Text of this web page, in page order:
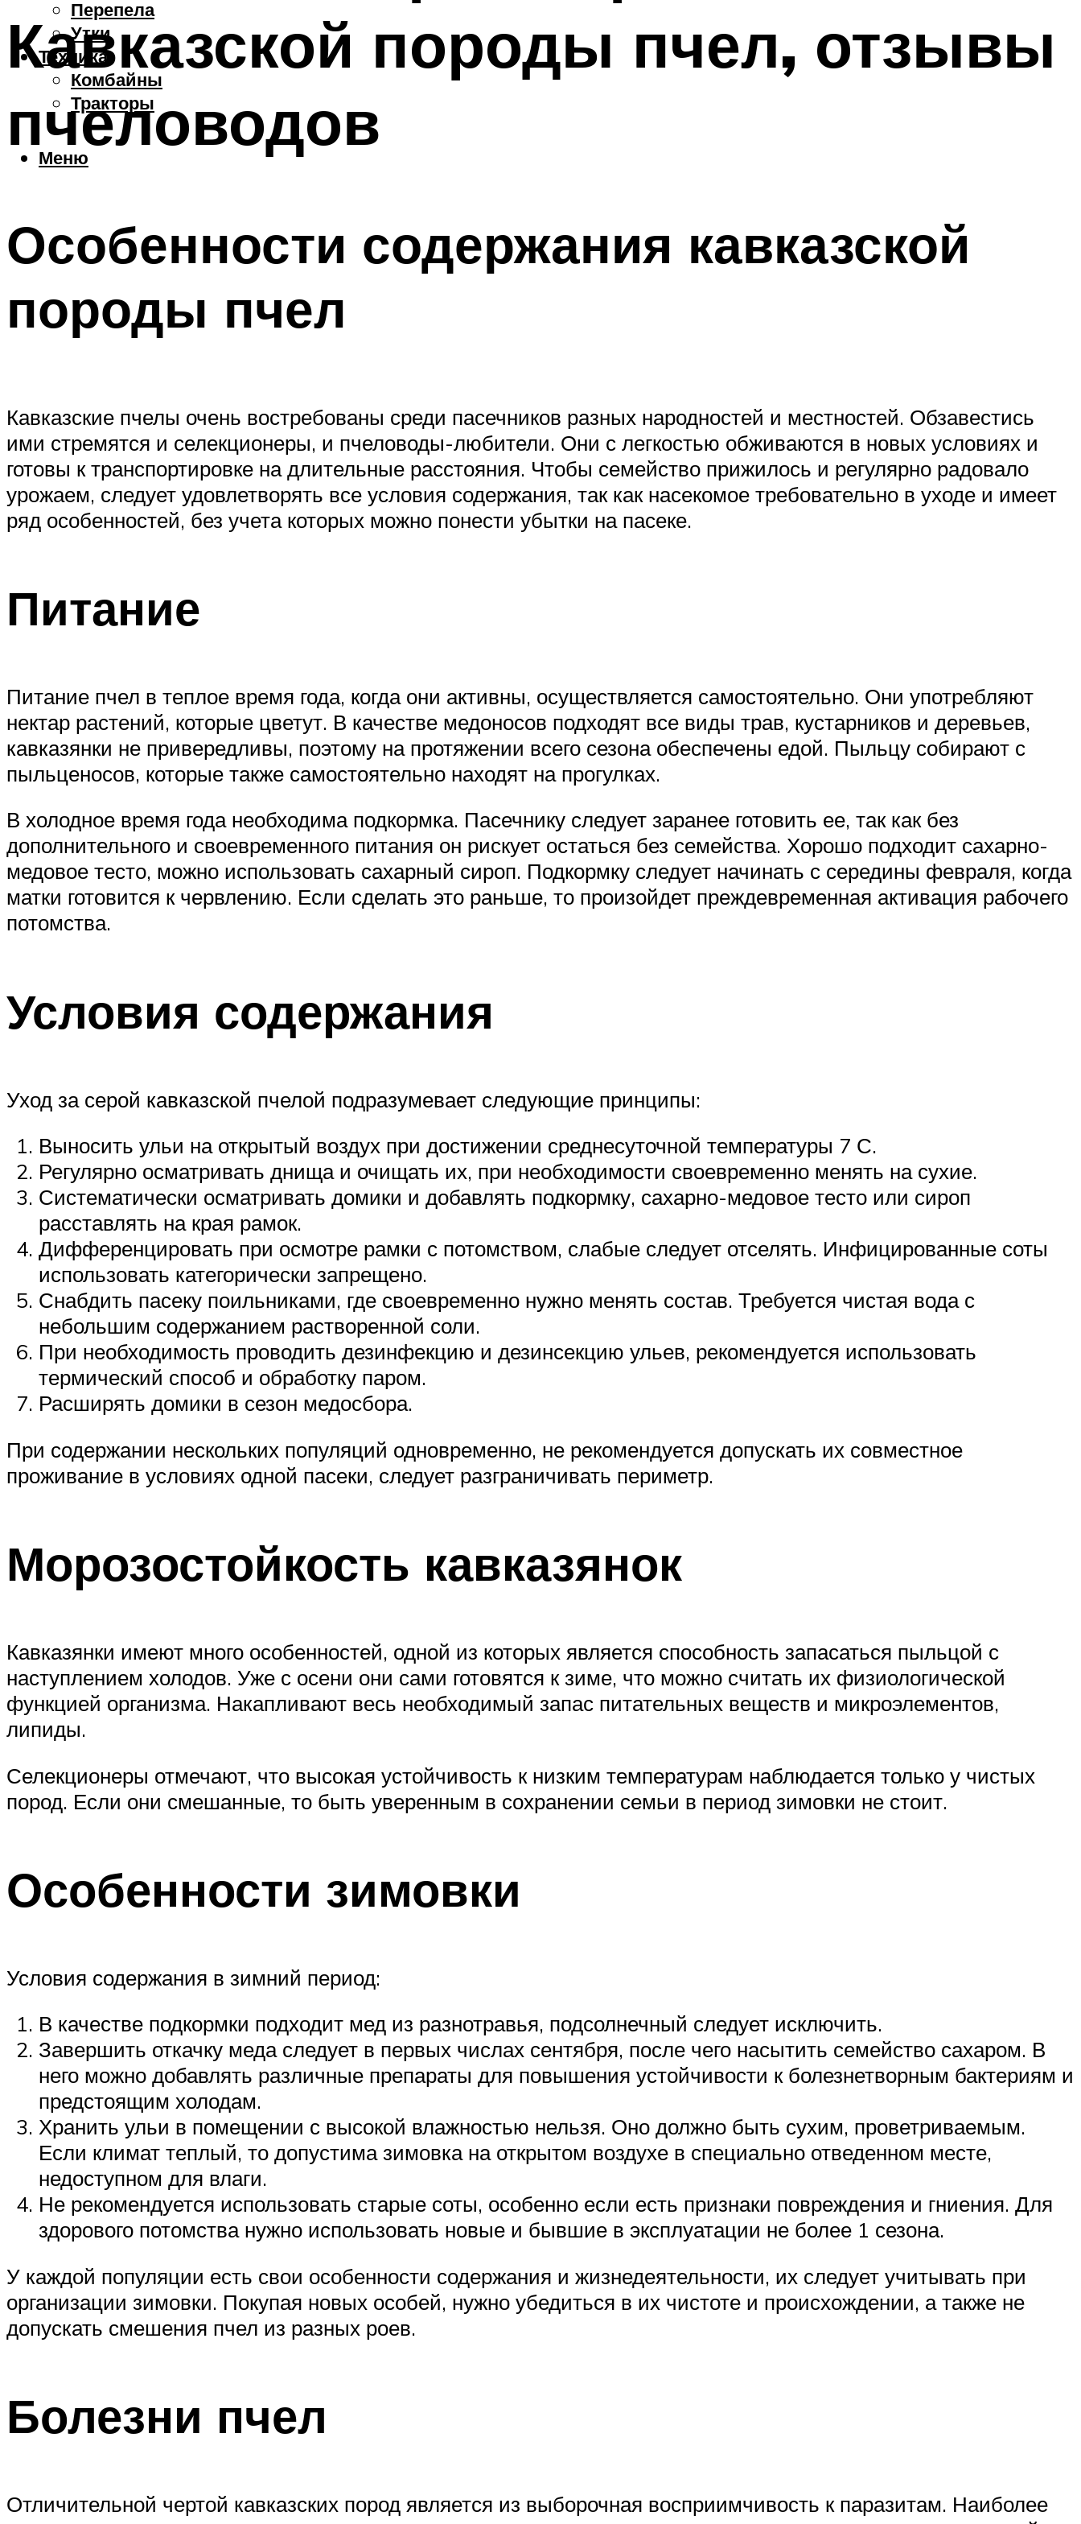
Перепела
Утки
Техника
Комбайны
Тракторы
Меню
Кавказской породы пчел, отзывы
пчеловодов
Особенности содержания кавказской
породы пчел
Кавказские пчелы очень востребованы среди пасечников разных народностей и местностей. Обзавестись
ими стремятся и селекционеры, и пчеловоды-любители. Они с легкостью обживаются в новых условиях и
готовы к транспортировке на длительные расстояния. Чтобы семейство прижилось и регулярно радовало
урожаем, следует удовлетворять все условия содержания, так как насекомое требовательно в уходе и имеет
ряд особенностей, без учета которых можно понести убытки на пасеке.
Питание
Питание пчел в теплое время года, когда они активны, осуществляется самостоятельно. Они употребляют
нектар растений, которые цветут. В качестве медоносов подходят все виды трав, кустарников и деревьев,
кавказянки не привередливы, поэтому на протяжении всего сезона обеспечены едой. Пыльцу собирают с
пыльценосов, которые также самостоятельно находят на прогулках.
В холодное время года необходима подкормка. Пасечнику следует заранее готовить ее, так как без
дополнительного и своевременного питания он рискует остаться без семейства. Хорошо подходит сахарно-
медовое тесто, можно использовать сахарный сироп. Подкормку следует начинать с середины февраля, когда
матки готовится к червлению. Если сделать это раньше, то произойдет преждевременная активация рабочего
потомства.
Условия содержания
Уход за серой кавказской пчелой подразумевает следующие принципы:
Выносить ульи на открытый воздух при достижении среднесуточной температуры 7 С.
Регулярно осматривать днища и очищать их, при необходимости своевременно менять на сухие.
Систематически осматривать домики и добавлять подкормку, сахарно-медовое тесто или сироп
расставлять на края рамок.
Дифференцировать при осмотре рамки с потомством, слабые следует отселять. Инфицированные соты
использовать категорически запрещено.
Снабдить пасеку поильниками, где своевременно нужно менять состав. Требуется чистая вода с
небольшим содержанием растворенной соли.
При необходимость проводить дезинфекцию и дезинсекцию ульев, рекомендуется использовать
термический способ и обработку паром.
Расширять домики в сезон медосбора.
При содержании нескольких популяций одновременно, не рекомендуется допускать их совместное
проживание в условиях одной пасеки, следует разграничивать периметр.
Морозостойкость кавказянок
Кавказянки имеют много особенностей, одной из которых является способность запасаться пыльцой с
наступлением холодов. Уже с осени они сами готовятся к зиме, что можно считать их физиологической
функцией организма. Накапливают весь необходимый запас питательных веществ и микроэлементов,
липиды.
Селекционеры отмечают, что высокая устойчивость к низким температурам наблюдается только у чистых
пород. Если они смешанные, то быть уверенным в сохранении семьи в период зимовки не стоит.
Особенности зимовки
Условия содержания в зимний период:
В качестве подкормки подходит мед из разнотравья, подсолнечный следует исключить.
Завершить откачку меда следует в первых числах сентября, после чего насытить семейство сахаром. В
него можно добавлять различные препараты для повышения устойчивости к болезнетворным бактериям и
предстоящим холодам.
Хранить ульи в помещении с высокой влажностью нельзя. Оно должно быть сухим, проветриваемым.
Если климат теплый, то допустима зимовка на открытом воздухе в специально отведенном месте,
недоступном для влаги.
Не рекомендуется использовать старые соты, особенно если есть признаки повреждения и гниения. Для
здорового потомства нужно использовать новые и бывшие в эксплуатации не более 1 сезона.
У каждой популяции есть свои особенности содержания и жизнедеятельности, их следует учитывать при
организации зимовки. Покупая новых особей, нужно убедиться в их чистоте и происхождении, а также не
допускать смешения пчел из разных роев.
Болезни пчел
Отличительной чертой кавказских пород является из выборочная восприимчивость к паразитам. Наиболее